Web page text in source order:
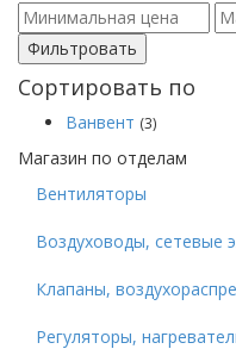
Фильтровать
Сортировать по
Ванвент (3)
Магазин по отделам
Вентиляторы
Воздуховоды, сетевые
Клапаны,
Регуляторы,